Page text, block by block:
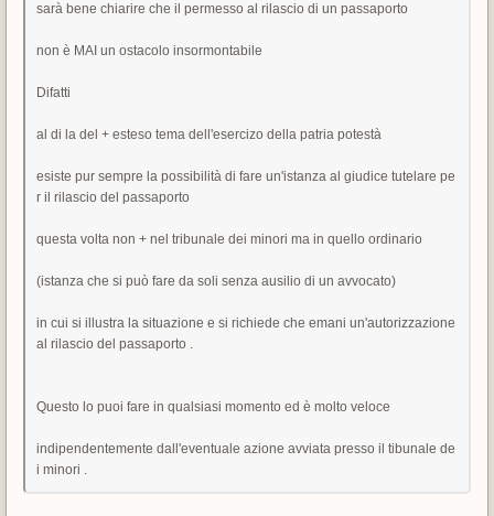
sarà bene chiarire che il permesso al rilascio di un passaporto
non è MAI un ostacolo insormontabile
Difatti
al di la del + esteso tema dell'esercizo della patria potestà
esiste pur sempre la possibilità di fare un'istanza al giudice tutelare pe
r il rilascio del passaporto
questa volta non + nel tribunale dei minori ma in quello ordinario
(istanza che si può fare da soli senza ausilio di un avvocato)
in cui si illustra la situazione e si richiede che emani un'autorizzazione
al rilascio del passaporto .
Questo lo puoi fare in qualsiasi momento ed è molto veloce
indipendentemente dall'eventuale azione avviata presso il tibunale de
i minori .